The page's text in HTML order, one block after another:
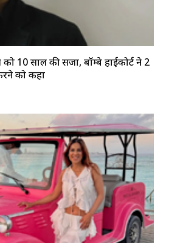
10 साल की सजा, बॉम्बे हाईकोर्ट ने 2
को कहा